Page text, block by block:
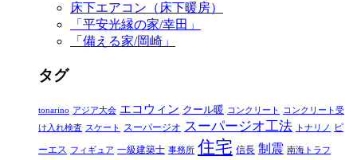
床下エアコン（床下暖房）
「平安光縁の家/幸田」
「備える家/岡崎」
タグ
tonarino アジア大会 エコウィン クール暖 コンクリート
コンクリート受
け入れ検査 スケート スーパージオ スーパージオ工法 トナリノ
ピ
ーエス フィギュア 一級建築士 事務所 住宅 信長 制震 南海トラフ